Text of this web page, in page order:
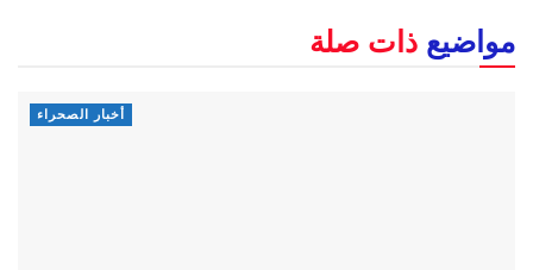
مواضيع ذات صلة
أخبار الصحراء